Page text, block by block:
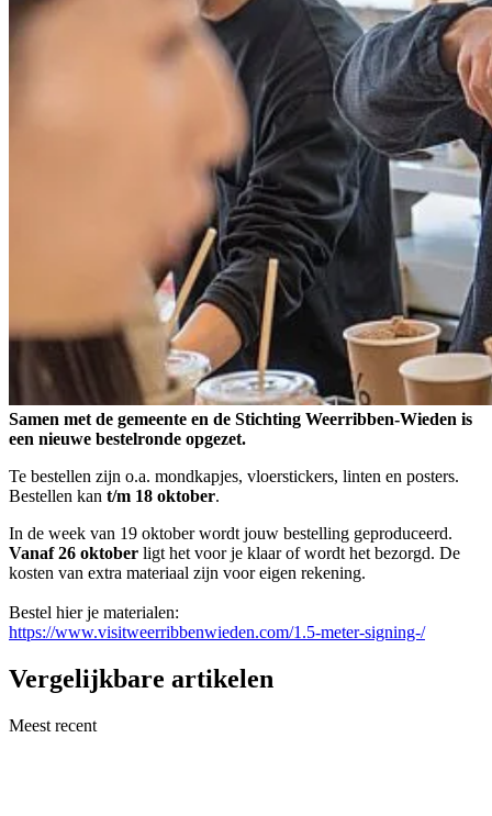
Samen met de gemeente en de Stichting Weerribben-Wieden is
een nieuwe bestelronde opgezet.
Te bestellen zijn o.a. mondkapjes, vloerstickers, linten en posters.
Bestellen kan t/m 18 oktober.
In de week van 19 oktober wordt jouw bestelling geproduceerd.
Vanaf 26 oktober ligt het voor je klaar of wordt het bezorgd. De
kosten van extra materiaal zijn voor eigen rekening.
Bestel hier je materialen:
https://www.visitweerribbenwieden.com/1.5-meter-signing-/
Vergelijkbare artikelen
Meest recent